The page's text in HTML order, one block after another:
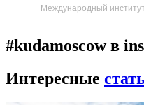
Международный
#kudamoscow в
Интересные